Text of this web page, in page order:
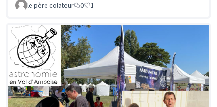
le père colateur
0 1